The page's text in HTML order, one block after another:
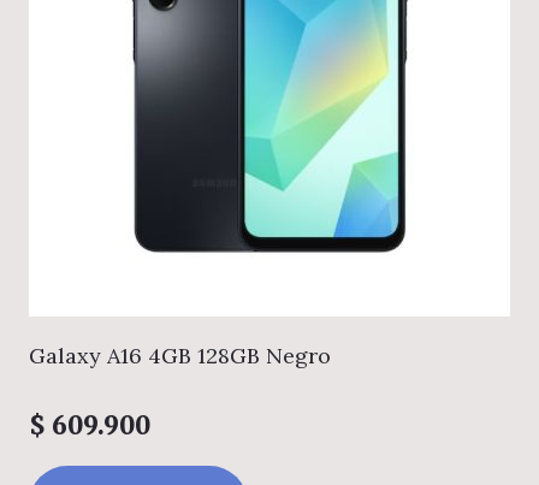
Galaxy A16 4GB 128GB Negro
$ 609.900